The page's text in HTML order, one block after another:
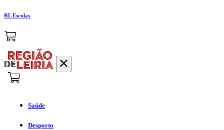
RL Escolas
Saúde
Desporto